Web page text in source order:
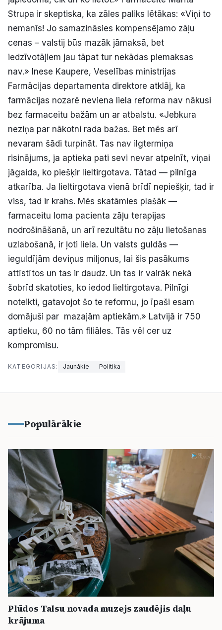
Strupa ir skeptiska, ka zāles paliks lētākas: «Viņi to
nemanīs! Jo samazināsies kompensējamo zāļu
cenas – valstij būs mazāk jāmaksā, bet
iedzīvotājiem jau tāpat tur nekādas piemaksas
nav.» Inese Kaupere, Veselības ministrijas
Farmācijas departamenta direktore atklāj, ka
farmācijas nozarē neviena liela reforma nav nākusi
bez farmaceitu bažām un ar atbalstu. «Jebkura
neziņa par nākotni rada bažas. Bet mēs arī
nevaram šādi turpināt. Tas nav ilgtermiņa
risinājums, ja aptieka pati sevi nevar atpelnīt, viņai
jāgaida, ko piešķir lieltirgotava. Tātad — pilnīga
atkarība. Ja lieltirgotava vienā brīdī nepiešķir, tad ir
viss, tad ir krahs. Mēs skatāmies plašāk —
farmaceitu loma pacienta zāļu terapijas
nodrošināšanā, un arī rezultātu no zāļu lietošanas
uzlabošanā, ir ļoti liela. Un valsts guldās —
ieguldījām deviņus miljonus, lai šis pasākums
attīstītos un tas ir daudz. Un tas ir vairāk nekā
šobrīd skatoties, ko iedod lieltirgotava. Pilnīgi
noteikti, gatavojot šo te reformu, jo īpaši esam
domājuši par mazajām aptiekām.» Latvijā ir 750
aptieku, 60 no tām filiāles. Tās vēl cer uz
kompromisu.
KATEGORIJAS: Jaunākie Politika
Populārākie
Plūdos Talsu novada muzejs zaudējis daļu
krājuma